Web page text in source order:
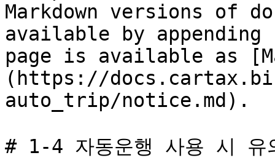
Markdown versions of
available by
page is available as
(https://
auto_trip/notice.md).
# 1-4 자동운행 사용 시 유